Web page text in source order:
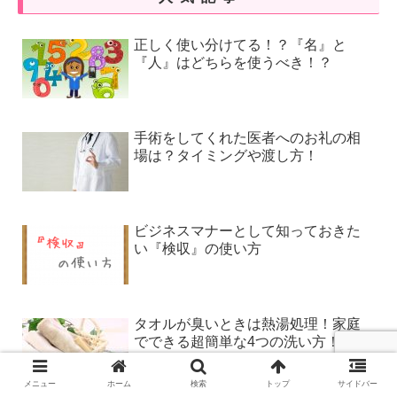
正しく使い分けてる！？『名』と
『人』はどちらを使うべき！？
手術をしてくれた医者へのお礼の相
場は？タイミングや渡し方！
ビジネスマナーとして知っておきた
い『検収』の使い方
タオルが臭いときは熱湯処理！家庭
でできる超簡単な4つの洗い方！
メニュー ホーム 検索 トップ サイドバー